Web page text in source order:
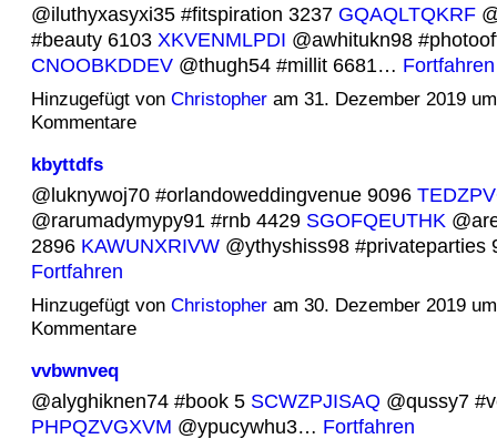
@iluthyxasyxi35 #fitspiration 3237 GQAQLTQKRF
#beauty 6103 XKVENMLPDI @awhitukn98
CNOOBKDDEV@thugh54 #millit 6681… Fortfahren
Hinzugefügt von Christopheram 31. Dezember 2019
Kommentare
kbyttdfs
@luknywoj70 #orlandoweddingvenue 9096
@rarumadymypy91 #rnb 4429 SGOFQEUTHK
2896 KAWUNXRIVW@ythyshiss98 #privateparties
Fortfahren
Hinzugefügt von Christopheram 30. Dezember 2019
Kommentare
vvbwnveq
@alyghiknen74 #book 5 SCWZPJISAQ@qussy7
PHPQZVGXVM @ypucywhu3… Fortfahren